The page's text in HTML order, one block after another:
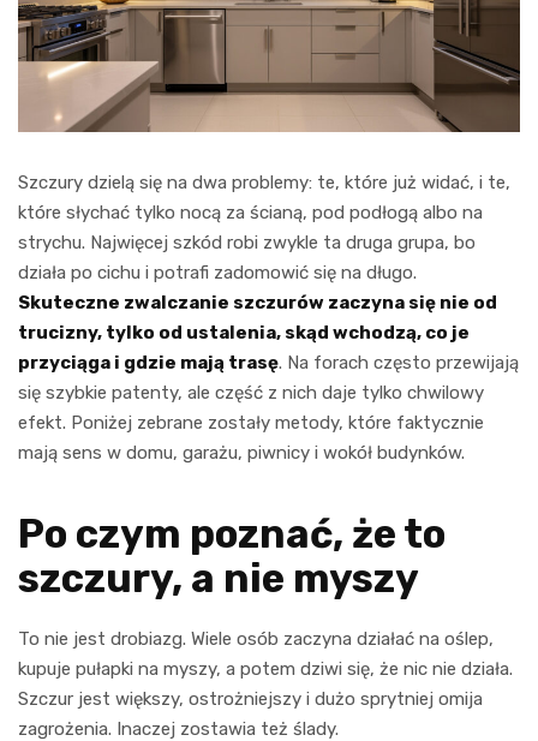
Szczury dzielą się na dwa problemy: te, które już widać, i te,
które słychać tylko nocą za ścianą, pod podłogą albo na
strychu. Najwięcej szkód robi zwykle ta druga grupa, bo
działa po cichu i potrafi zadomowić się na długo.
Skuteczne zwalczanie szczurów zaczyna się nie od
trucizny, tylko od ustalenia, skąd wchodzą, co je
przyciąga i gdzie mają trasę. Na forach często przewijają
się szybkie patenty, ale część z nich daje tylko chwilowy
efekt. Poniżej zebrane zostały metody, które faktycznie
mają sens w domu, garażu, piwnicy i wokół budynków.
Po czym poznać, że to
szczury, a nie myszy
To nie jest drobiazg. Wiele osób zaczyna działać na oślep,
kupuje pułapki na myszy, a potem dziwi się, że nic nie działa.
Szczur jest większy, ostrożniejszy i dużo sprytniej omija
zagrożenia. Inaczej zostawia też ślady.